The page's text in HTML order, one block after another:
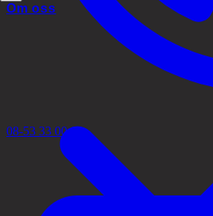
Om oss
08-53 33 00 02